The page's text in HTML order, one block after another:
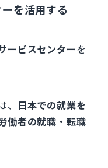
を活用する
ービスセンターを
日本での就業を
働者の就職・転職